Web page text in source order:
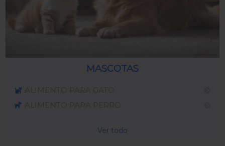
MASCOTAS
Ver todo